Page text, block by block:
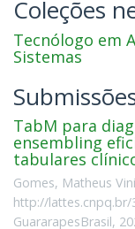
Coleções
Tecnólogo em
Sistemas
TabM para
ensembling
tabulares
Gomes, Matheus
http://lattes.cnpq.br/
GuararapesBrasil,